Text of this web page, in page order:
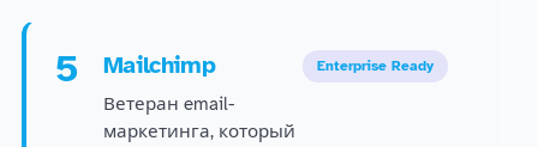
5 Mailchimp
Ветеран email-
маркетинга, который
Enterprise Ready